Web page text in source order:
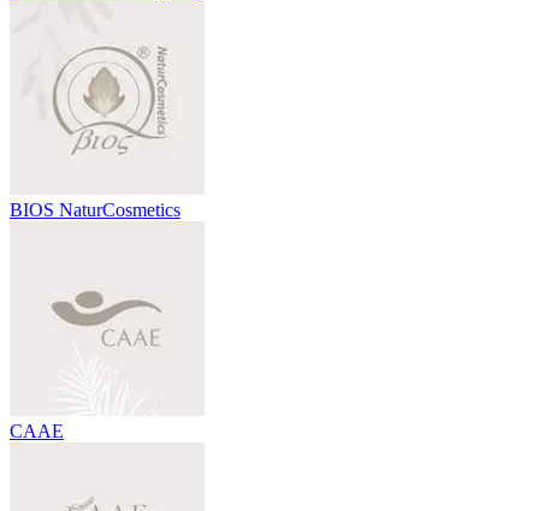
BIOS NaturCosmetics
CAAE